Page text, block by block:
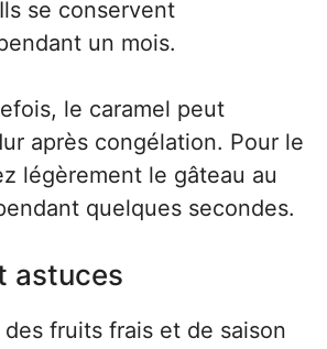
se conservent
un mois.
le caramel peut
après congélation. Pour le
légèrement le gâteau au
quelques secondes.
astuces
fruits frais et de saison